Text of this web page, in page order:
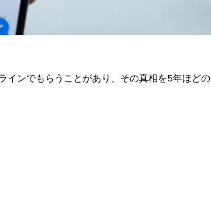
インでもらうことがあり、その真相を5年ほどの